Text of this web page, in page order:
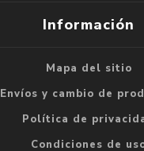
Información
Mapa del sitio
Envíos y cambio de
Política de
Condiciones de